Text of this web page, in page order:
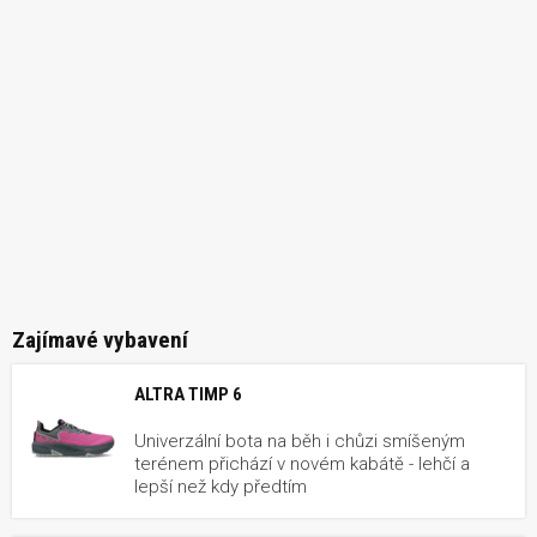
Zajímavé vybavení
ALTRA TIMP 6
Univerzální bota na běh i chůzi smíšeným
terénem přichází v novém kabátě - lehčí a
lepší než kdy předtím